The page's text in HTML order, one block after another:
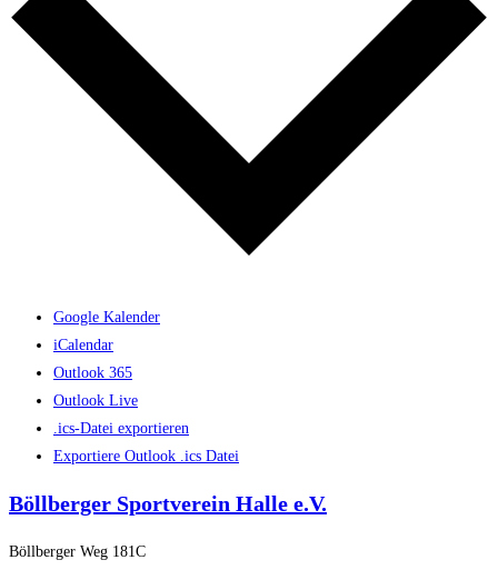
Google Kalender
iCalendar
Outlook 365
Outlook Live
.ics-Datei exportieren
Exportiere Outlook .ics Datei
Böllberger Sportverein Halle e.V.
Böllberger Weg 181C